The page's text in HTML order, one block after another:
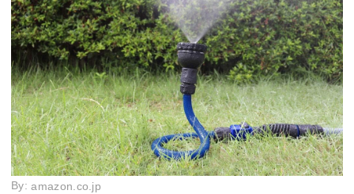
By:amazon.co.jp